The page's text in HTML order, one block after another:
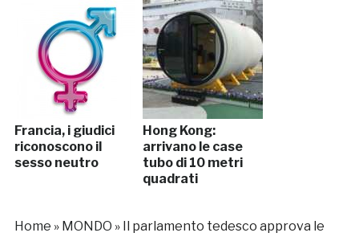
Francia, i giudici
riconoscono il
sesso neutro
Hong Kong:
arrivano le case
tubo di 10 metri
quadrati
Home » MONDO » Il parlamento tedesco approva le